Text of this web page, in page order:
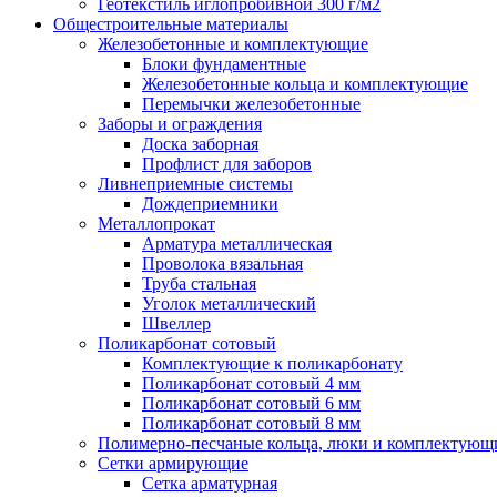
Геотекстиль иглопробивной 300 г/м2
Общестроительные материалы
Железобетонные и комплектующие
Блоки фундаментные
Железобетонные кольца и комплектующие
Перемычки железобетонные
Заборы и ограждения
Доска заборная
Профлист для заборов
Ливнеприемные системы
Дождеприемники
Металлопрокат
Арматура металлическая
Проволока вязальная
Труба стальная
Уголок металлический
Швеллер
Поликарбонат сотовый
Комплектующие к поликарбонату
Поликарбонат сотовый 4 мм
Поликарбонат сотовый 6 мм
Поликарбонат сотовый 8 мм
Полимерно-песчаные кольца, люки и
Сетки армирующие
Сетка арматурная